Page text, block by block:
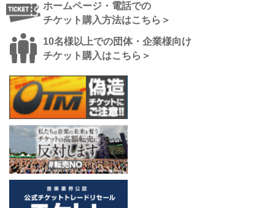
ホームページ・電話での
チケット購入方法はこちら＞
10名様以上での団体・企業様向け
チケット購入はこちら＞